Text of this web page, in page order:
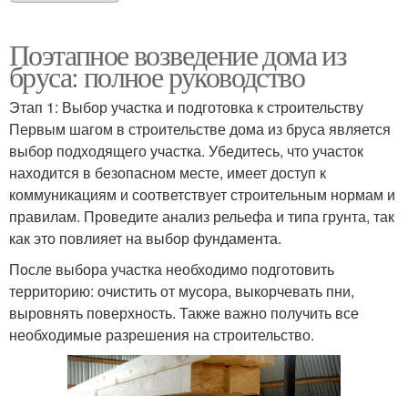
Поэтапное возведение дома из
бруса: полное руководство
Этап 1: Выбор участка и подготовка к строительству
Первым шагом в строительстве дома из бруса является
выбор подходящего участка. Убедитесь, что участок
находится в безопасном месте, имеет доступ к
коммуникациям и соответствует строительным нормам и
правилам. Проведите анализ рельефа и типа грунта, так
как это повлияет на выбор фундамента.
После выбора участка необходимо подготовить
территорию: очистить от мусора, выкорчевать пни,
выровнять поверхность. Также важно получить все
необходимые разрешения на строительство.